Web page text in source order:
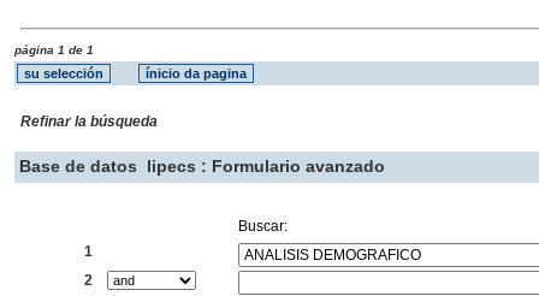
página 1 de 1
Refinar la búsqueda
Base de datos lipecs : Formulario avanzado
Buscar:
1
2